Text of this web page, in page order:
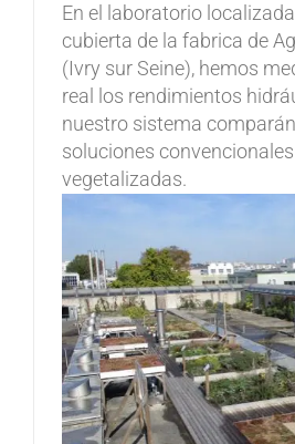
En el laboratorio
cubierta de la fabrica de
(Ivry sur Seine), hemos
real los rendimientos
nuestro sistema
soluciones
vegetalizadas.